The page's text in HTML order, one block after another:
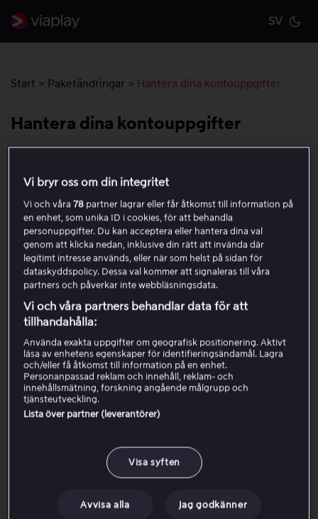
SV
Start > Paketändringar > Hantera dina kontouppgifter
Hantera dina kontouppgifter
Viaplay.se via en webbläsare. Du kan inte ändra dina
kontouppgifter i appen.
Öppna Mitt konto
Gå till Viaplay.se i en webbläsare.
Logga in med dina kontouppgifter.
Håll muspekaren över ditt namn uppe i högra
hörnet.
Du måste vara på sidan Mitt konto för att kunna göra
ändringarna nedan.
Ändra e-postadress
Vi bryr oss om din integritet
Vi och våra78 partner lagrar eller får åtkomst till information på
en enhet, som unika ID i cookies, för att behandla
personuppgifter. Du kan acceptera eller hantera dina val
genom att klicka nedan, inklusive din rätt att invända där
legitimt intresse används, eller när som helst på sidan för
dataskyddspolicy. Dessa val kommer att signaleras till våra
partners och påverkar inte webbläsningsdata.
Vi och våra partners behandlar data för att
tillhandahålla:
Använda exakta uppgifter om geografisk positionering. Aktivt
läsa av enhetens egenskaper för identifieringsändamål. Lagra
och/eller få åtkomst till information på en enhet.
Personanpassad reklam och innehåll, reklam- och
innehållsmätning, forskning angående målgrupp och
tjänsteutveckling.
Lista över partner (leverantörer)
Visa syften
Avvisa alla Jag godkänner